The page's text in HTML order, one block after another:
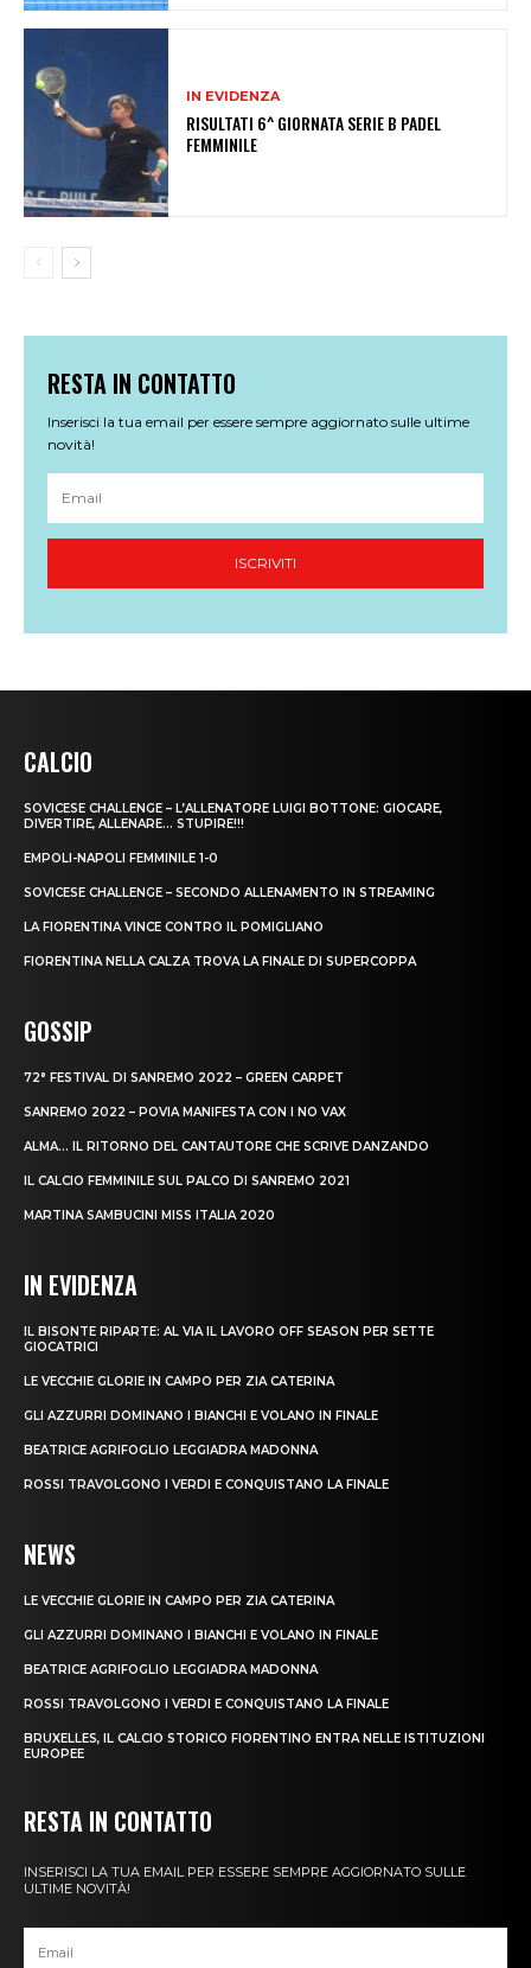
CALCIO
SOVICESE CHALLENGE – L’ALLENATORE LUIGI BOTTONE: GIOCARE,
DIVERTIRE, ALLENARE… STUPIRE!!!
EMPOLI-NAPOLI FEMMINILE 1-0
SOVICESE CHALLENGE – SECONDO ALLENAMENTO IN STREAMING
LA FIORENTINA VINCE CONTRO IL POMIGLIANO
FIORENTINA NELLA CALZA TROVA LA FINALE DI SUPERCOPPA
GOSSIP
72° FESTIVAL DI SANREMO 2022 – GREEN CARPET
SANREMO 2022 – POVIA MANIFESTA CON I NO VAX
ALMA… IL RITORNO DEL CANTAUTORE CHE SCRIVE DANZANDO
IL CALCIO FEMMINILE SUL PALCO DI SANREMO 2021
MARTINA SAMBUCINI MISS ITALIA 2020
IN EVIDENZA
IL BISONTE RIPARTE: AL VIA IL LAVORO OFF SEASON PER SETTE
GIOCATRICI
LE VECCHIE GLORIE IN CAMPO PER ZIA CATERINA
GLI AZZURRI DOMINANO I BIANCHI E VOLANO IN FINALE
BEATRICE AGRIFOGLIO LEGGIADRA MADONNA
ROSSI TRAVOLGONO I VERDI E CONQUISTANO LA FINALE
NEWS
LE VECCHIE GLORIE IN CAMPO PER ZIA CATERINA
GLI AZZURRI DOMINANO I BIANCHI E VOLANO IN FINALE
BEATRICE AGRIFOGLIO LEGGIADRA MADONNA
ROSSI TRAVOLGONO I VERDI E CONQUISTANO LA FINALE
BRUXELLES, IL CALCIO STORICO FIORENTINO ENTRA NELLE ISTITUZIONI
EUROPEE
RESTA IN CONTATTO
INSERISCI LA TUA EMAIL PER ESSERE SEMPRE AGGIORNATO SULLE
ULTIME NOVITÀ!